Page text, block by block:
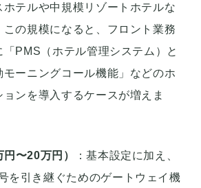
テルや中規模リゾートホテルな
この規模になると、フロント業務
PMS（ホテル管理システム）と
ーニングコール機能」などのホ
ンを導入するケースが増えま
〜20万円）
：基本設定に加え、
を引き継ぐためのゲートウェイ機